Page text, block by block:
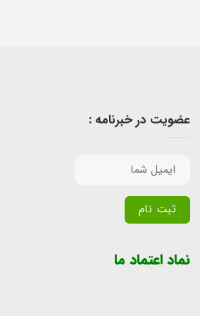
عضویت در خبرنامه :
نماد اعتماد ما